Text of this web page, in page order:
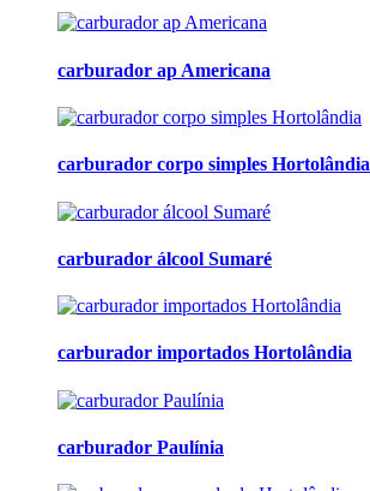
carburador ap Americana
carburador corpo simples Hortolândia
carburador álcool Sumaré
carburador importados Hortolândia
carburador Paulínia